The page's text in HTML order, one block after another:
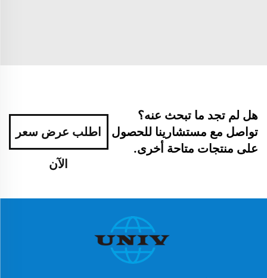
هل لم تجد ما تبحث عنه؟
تواصل مع مستشارينا للحصول
على منتجات متاحة أخرى.
اطلب عرض سعر
الآن